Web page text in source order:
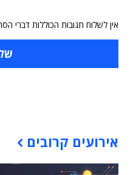
אין לשלוח תגובות הכוללות דברי
אירועים קרובים